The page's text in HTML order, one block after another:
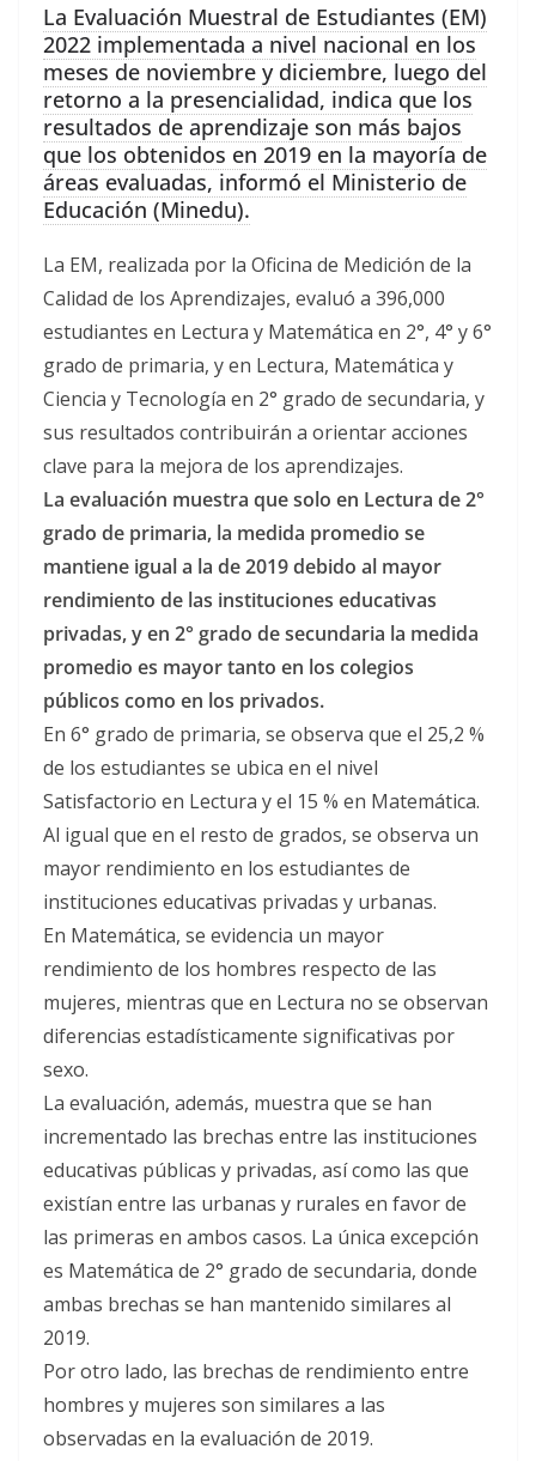
La Evaluación Muestral de Estudiantes (EM)
2022 implementada a nivel nacional en los
meses de noviembre y diciembre, luego del
retorno a la presencialidad, indica que los
resultados de aprendizaje son más bajos
que los obtenidos en 2019 en la mayoría de
áreas evaluadas, informó el Ministerio de
Educación (Minedu).
La EM, realizada por la Oficina de Medición de la
Calidad de los Aprendizajes, evaluó a 396,000
estudiantes en Lectura y Matemática en 2°, 4° y 6°
grado de primaria, y en Lectura, Matemática y
Ciencia y Tecnología en 2° grado de secundaria, y
sus resultados contribuirán a orientar acciones
clave para la mejora de los aprendizajes.
La evaluación muestra que solo en Lectura de 2°
grado de primaria, la medida promedio se
mantiene igual a la de 2019 debido al mayor
rendimiento de las instituciones educativas
privadas, y en 2° grado de secundaria la medida
promedio es mayor tanto en los colegios
públicos como en los privados.
En 6° grado de primaria, se observa que el 25,2 %
de los estudiantes se ubica en el nivel
Satisfactorio en Lectura y el 15 % en Matemática.
Al igual que en el resto de grados, se observa un
mayor rendimiento en los estudiantes de
instituciones educativas privadas y urbanas.
En Matemática, se evidencia un mayor
rendimiento de los hombres respecto de las
mujeres, mientras que en Lectura no se observan
diferencias estadísticamente significativas por
sexo.
La evaluación, además, muestra que se han
incrementado las brechas entre las instituciones
educativas públicas y privadas, así como las que
existían entre las urbanas y rurales en favor de
las primeras en ambos casos. La única excepción
es Matemática de 2° grado de secundaria, donde
ambas brechas se han mantenido similares al
2019.
Por otro lado, las brechas de rendimiento entre
hombres y mujeres son similares a las
observadas en la evaluación de 2019.